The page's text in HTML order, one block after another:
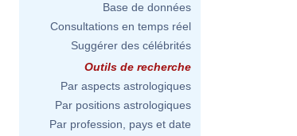
Base de données
Consultations en temps réel
Suggérer des célébrités
Outils de recherche
Par aspects astrologiques
Par positions astrologiques
Par profession, pays et date